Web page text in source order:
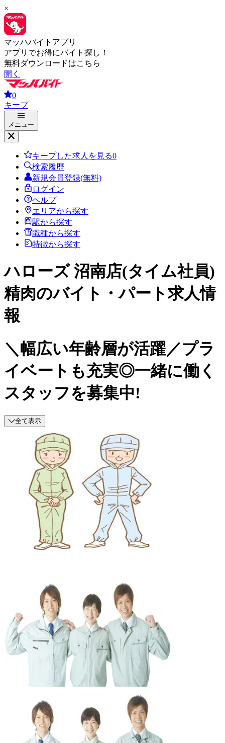
×
マッハバイトアプリ
アプリでお得にバイト探し！
無料ダウンロードはこちら
開く
0
キープ
メニュー
キープした求人を見る0
検索履歴
新規会員登録(無料)
ログイン
ヘルプ
エリアから探す
駅から探す
職種から探す
特徴から探す
ハローズ 沼南店(タイム社員)
精肉のバイト・パート求人情
報
＼幅広い年齢層が活躍／プラ
イベートも充実◎一緒に働く
スタッフを募集中!
全て表示